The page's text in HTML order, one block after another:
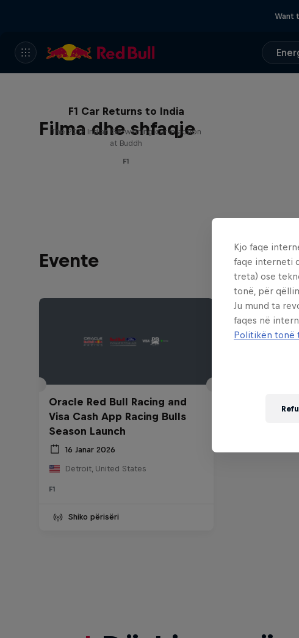
Want
Filma dhe shfaqje
F1 Car Returns to India
The 2012 Indian GP-winning car in action
at Buddh
F1
Evente
Oracle Red Bull Racing and
Visa Cash App Racing Bulls
Season Launch
16 Janar 2026
Detroit, United States
F1
Shiko përisëri
Kjo faqe
faqe interneti
treta) ose
tonë, për
Ju mund ta
faqes në
Politikën tonë